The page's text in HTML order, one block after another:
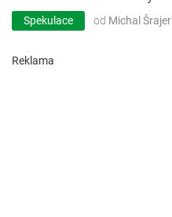
Spekulace od Michal Šrajer
Reklama